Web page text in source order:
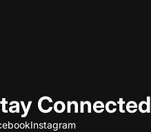
Connected
Instagram